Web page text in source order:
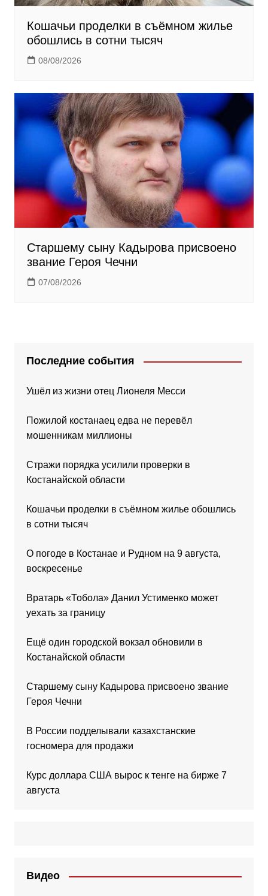
Кошачьи проделки в съёмном жилье
обошлись в сотни тысяч
08/08/2026
Старшему сыну Кадырова присвоено
звание Героя Чечни
07/08/2026
Последние события
Ушёл из жизни отец Лионеля Месси
Пожилой костанаец едва не перевёл
мошенникам миллионы
Стражи порядка усилили проверки в
Костанайской области
Кошачьи проделки в съёмном жилье обошлись
в сотни тысяч
О погоде в Костанае и Рудном на 9 августа,
воскресенье
Вратарь «Тобола» Данил Устименко может
уехать за границу
Ещё один городской вокзал обновили в
Костанайской области
Старшему сыну Кадырова присвоено звание
Героя Чечни
В России подделывали казахстанские
госномера для продажи
Курс доллара США вырос к тенге на бирже 7
августа
Видео